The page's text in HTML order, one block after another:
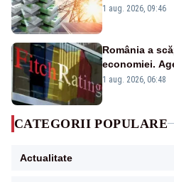
Analiză
1 aug. 2026, 09:46
România a
economiei.
„BBB-” cu
1 aug. 2026, 06:48
CATEGORII POPULARE
Actualitate